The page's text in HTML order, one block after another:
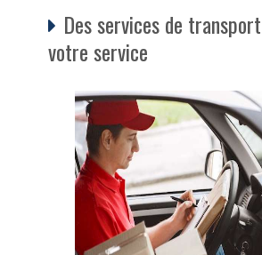
Des services de
votre service